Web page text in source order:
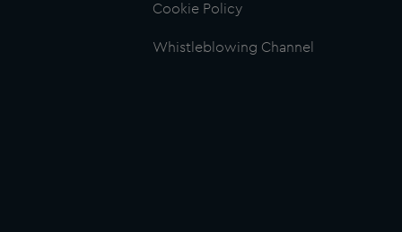
Cookie Policy
Whistleblowing Channel